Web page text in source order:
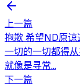
上一篇
抱歉 希望ND原谅
一切的一切都得
就像是寻常...
下一篇